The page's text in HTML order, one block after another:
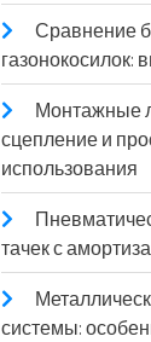
Сравнение
газонокосилок:
Монтажные
сцепление и
использования
тачек с
системы: